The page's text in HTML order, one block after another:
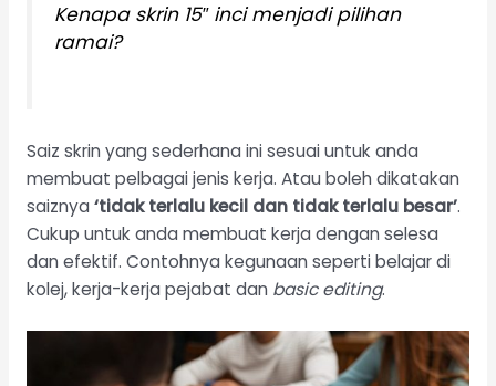
Kenapa skrin 15″ inci menjadi pilihan
ramai?
Saiz skrin yang sederhana ini sesuai untuk anda
membuat pelbagai jenis kerja. Atau boleh dikatakan
saiznya ‘tidak terlalu kecil dan tidak terlalu besar’.
Cukup untuk anda membuat kerja dengan selesa
dan efektif. Contohnya kegunaan seperti belajar di
kolej, kerja-kerja pejabat dan basic editing.